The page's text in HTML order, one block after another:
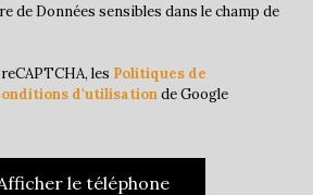
75,58 %
de Données sensibles dans le champ de
les Politiques de
d'utilisationde Google
le téléphone